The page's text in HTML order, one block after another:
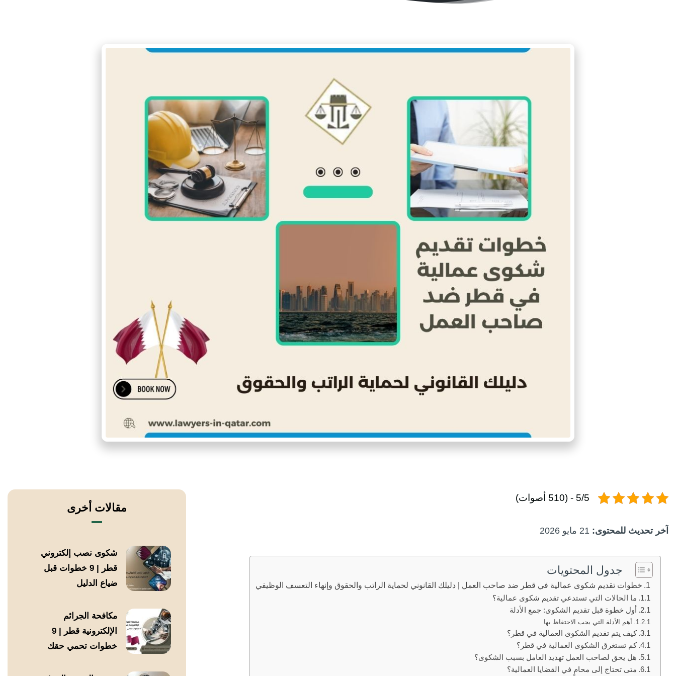
5/5 - (510 أصوات)
آخر تحديث للمحتوى:
جدول المحتويات
خطوات تقديم شكوى عمالية في قطر ضد صاحب العمل | دليلك القانوني لحماية الراتب والحقوق وإنهاء التعسف الوظيفي
ما الحالات التي تستدعي تقديم شكوى عمالية؟
أول خطوة قبل تقديم الشكوى: جمع الأدلة
أهم الأدلة التي يجب الاحتفاظ بها
كيف يتم تقديم الشكوى العمالية في قطر؟
كم تستغرق الشكوى العمالية في قطر؟
هل يحق لصاحب العمل تهديد العامل بسبب الشكوى؟
متى تحتاج إلى محامٍ في القضايا العمالية؟
مقالات أخرى
شكوى نصب إلكتروني
قطر | 9 خطوات قبل
ضياع الدليل
مكافحة الجرائم
الإلكترونية قطر | 9
خطوات تحمي حقك